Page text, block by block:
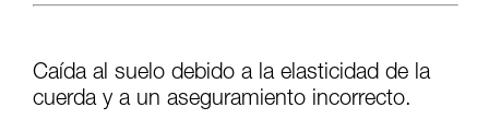
Caída al suelo debido a la elasticidad de la
cuerda y a un aseguramiento incorrecto.